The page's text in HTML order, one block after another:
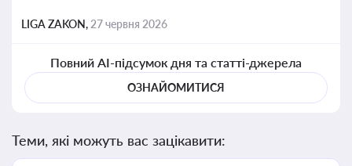
LIGA ZAKON, 27 червня 2026
Повний AI-підсумок дня та статті-джерела
ОЗНАЙОМИТИСЯ
Теми, які можуть вас зацікавити: